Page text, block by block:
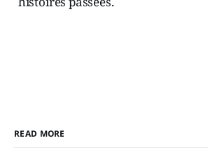
READ MORE